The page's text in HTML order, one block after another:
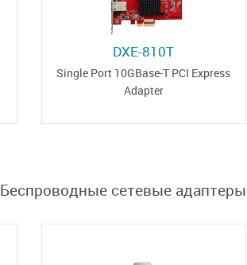
DXE-810T
Single Port 10GBase-T PCI Express
Adapter
Беспроводные сетевые адаптеры